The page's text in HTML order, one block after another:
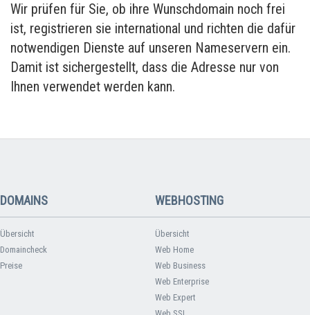
Wir prüfen für Sie, ob ihre Wunschdomain noch frei
ist, registrieren sie international und richten die dafür
notwendigen Dienste auf unseren Nameservern ein.
Damit ist sichergestellt, dass die Adresse nur von
Ihnen verwendet werden kann.
DOMAINS
Übersicht
Domaincheck
Preise
WEBHOSTING
Übersicht
Web Home
Web Business
Web Enterprise
Web Expert